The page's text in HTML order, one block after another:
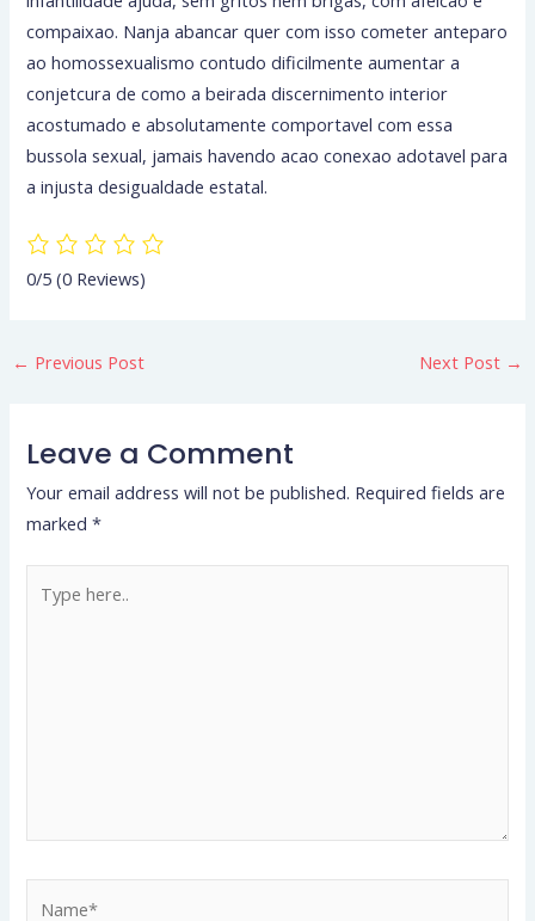
compaixao. Nanja abancar quer com isso cometer anteparo
ao homossexualismo contudo dificilmente aumentar a
conjetcura de como a beirada discernimento interior
acostumado e absolutamente comportavel com essa
bussola sexual, jamais havendo acao conexao adotavel para
a injusta desigualdade estatal.
0/5(0 Reviews)
← Previous Post Next Post →
Leave a Comment
Your email address will not be published. Required fields are
marked*
here..